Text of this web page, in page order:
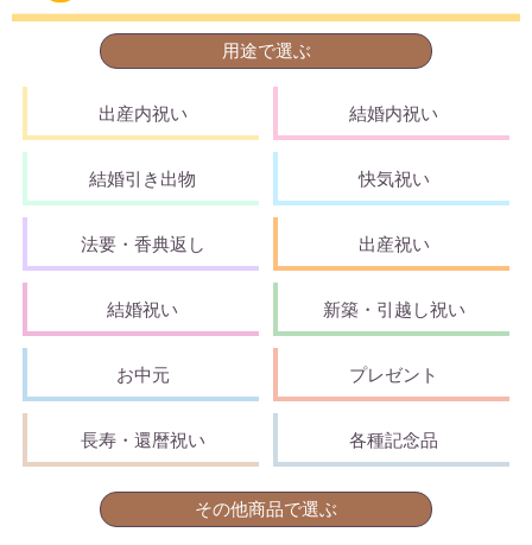
用途で選ぶ
出産内祝い 結婚内祝い
結婚引き出物 快気祝い
法要・香典返し 出産祝い
結婚祝い 新築・引越し祝い
お中元 プレゼント
長寿・還暦祝い 各種記念品
その他商品で選ぶ